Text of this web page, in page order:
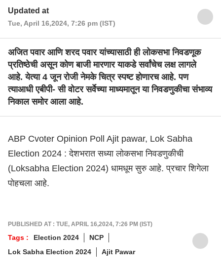
Updated at
Tue, April 16,2024, 7:26 pm (IST)
अजित पवार आणि शरद पवार यांच्यासाठी ही लोकसभा निवडणूक
प्रतिष्ठेची असून कोण बाजी मारणार याकडे सर्वांचेच लक्ष लागले
आहे. येत्या 4 जून रोजी नेमके चित्र स्पष्ट होणारच आहे. पण
त्याआधी एबीपी- सी वोटर सर्वेच्या माध्यमातून या निवडणुकीचा संभाव्य
निकाल समोर आला आहे.
ABP Cvoter Opinion Poll Ajit pawar, Lok Sabha
Election 2024 : देशभरात सध्या लोकसभा निवडणुकीची
(Loksabha Election 2024) धामधूम सुरु आहे. प्रचार शिगेला
पोहचला आहे.
PUBLISHED AT : TUE, APRIL 16,2024, 7:26 PM (IST)
Tags : Election 2024
NCP
Lok Sabha Election 2024
Ajit Pawar